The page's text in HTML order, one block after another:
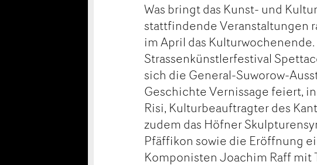
Was bringt das Kunst- und
stattfindende Veranstaltungen
im April das
Strassenkünstlerfestival
sich die General-Suworow-
Geschichte Vernissage feiert,
Risi, Kulturbeauftragter des
zudem das Höfner
Pfäffikon sowie die Eröffnung
Komponisten Joachim Raff mit